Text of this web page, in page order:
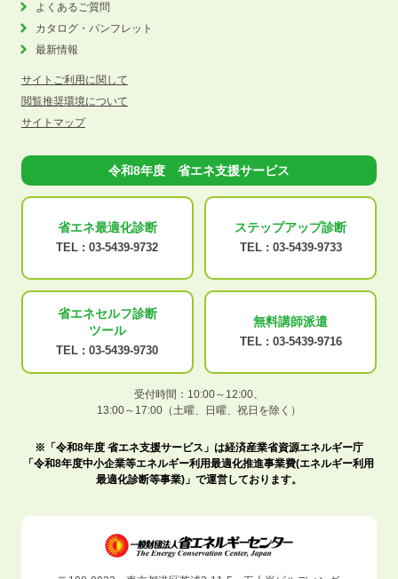
よくあるご質問
カタログ・パンフレット
最新情報
サイトご利用に関して
閲覧推奨環境について
サイトマップ
令和8年度 省エネ支援サービス
省エネ最適化診断
TEL : 03-5439-9732
ステップアップ診断
TEL : 03-5439-9733
省エネセルフ診断
ツール
TEL : 03-5439-9730
無料講師派遣
TEL : 03-5439-9716
受付時間：10:00～12:00、
13:00～17:00（土曜、日曜、祝日を除く）
※「令和8年度 省エネ支援サービス」は経済産業省資源エネルギー庁
「令和8年度中小企業等エネルギー利用最適化推進事業費(エネルギー利用
最適化診断等事業)」で運営しております。